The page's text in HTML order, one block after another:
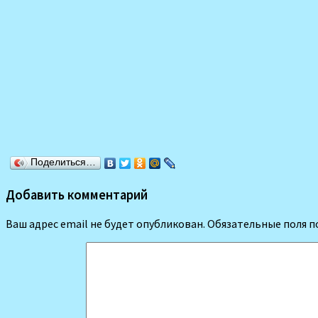
Поделиться…
Добавить комментарий
Ваш адрес email не будет опубликован. Обязательные поля